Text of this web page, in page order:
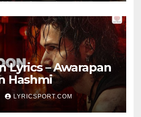
Lyrics – Awarapan
Hashmi
LYRICSPORT.COM